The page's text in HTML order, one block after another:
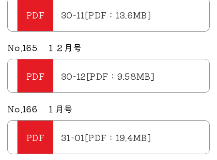
30-11[PDF：13.6MB]
No.165 １２月号
30-12[PDF：9.58MB]
No.166 １月号
31-01[PDF：19.4MB]